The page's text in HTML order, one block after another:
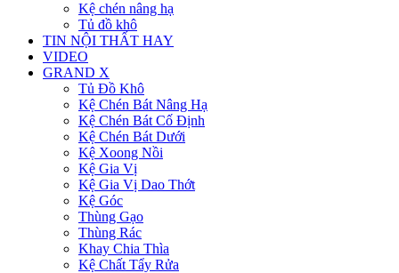
Kệ chén nâng hạ
Tủ đồ khô
TIN NỘI THẤT HAY
VIDEO
GRAND X
Tủ Đồ Khô
Kệ Chén Bát Nâng Hạ
Kệ Chén Bát Cố Định
Kệ Chén Bát Dưới
Kệ Xoong Nồi
Kệ Gia Vị
Kệ Gia Vị Dao Thớt
Kệ Góc
Thùng Gạo
Thùng Rác
Khay Chia Thìa
Kệ Chất Tẩy Rửa